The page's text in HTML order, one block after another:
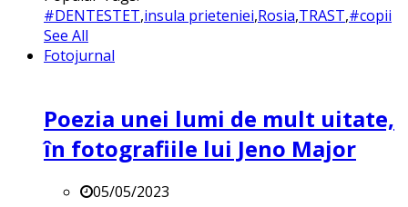
#DENTESTET,insula prieteniei,Rosia,TRAST,#copii
See All
Fotojurnal
Poezia unei lumi de mult uitate,
în fotografiile lui Jeno Major
05/05/2023